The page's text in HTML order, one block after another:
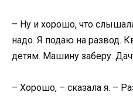
– Ну и хорошо, что
надо. Я подаю на развод.
детям. Машину заберу.
– Хорошо, – сказала я. –